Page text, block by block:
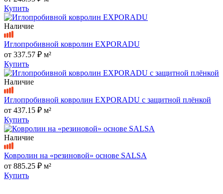
Купить
Наличие
Иглопробивной ковролин EXPORADU
от 337.57 ₽ м²
Купить
Наличие
Иглопробивной ковролин EXPORADU с защитной плёнкой
от 437.15 ₽ м²
Купить
Наличие
Ковролин на «резиновой» основе SALSA
от 885.25 ₽ м²
Купить